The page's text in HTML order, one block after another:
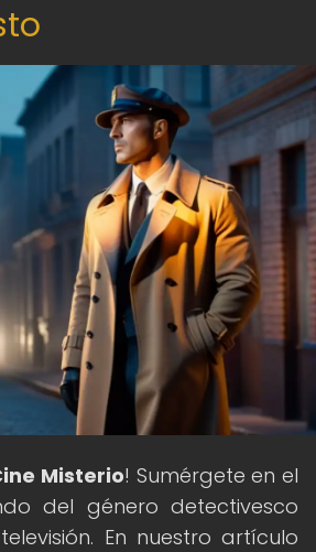
Misterio! Sumérgete en el
del género detectivesco
En nuestro artículo